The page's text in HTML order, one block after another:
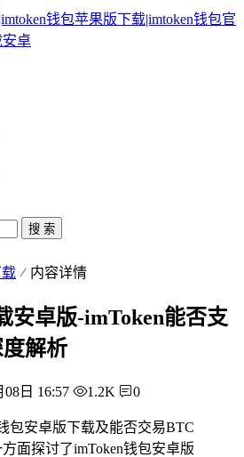
搜 索
内容详情
安卓版-imToken能否支
解析
08日 16:57 1.2K 0
包安卓版下载及能否交易BTC
面探讨了imToken钱包安卓版